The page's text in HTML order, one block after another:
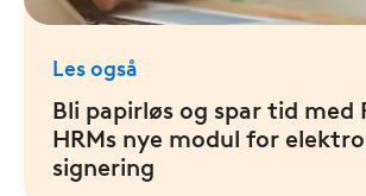
Les også
Bli papirløs og spar tid med
HRMs nye modul for
signering